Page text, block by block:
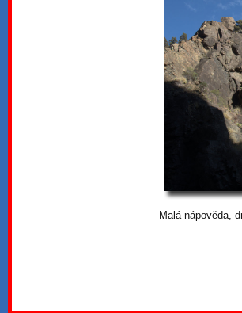
Malá nápověda,